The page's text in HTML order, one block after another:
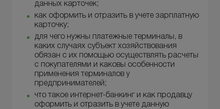
данных карточек;
как оформить и отразить в учете зарплатную
карточку;
для чего нужны платежные терминалы, в
каких случаях субъект хозяйствования
обязан с их помощью осуществлять расчеты
с покупателями и каковы особенности
применения терминалов у
предпринимателей;
что такое интернет-банкинг и как продавцу
оформить и отразить в учете данную